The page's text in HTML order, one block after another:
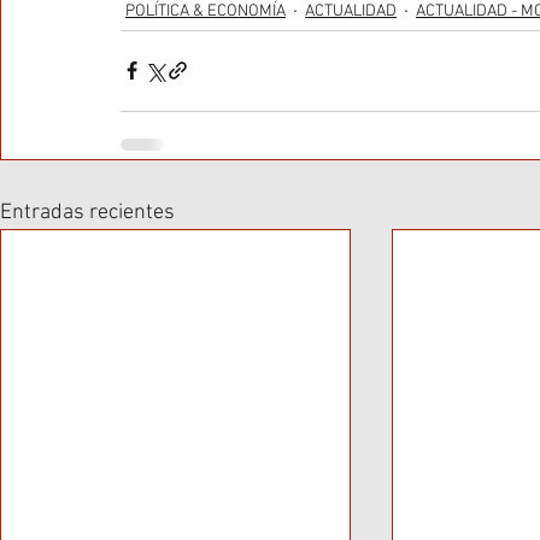
POLÍTICA & ECONOMÍA ACTUALIDAD ACTUALIDAD -
Entradas recientes